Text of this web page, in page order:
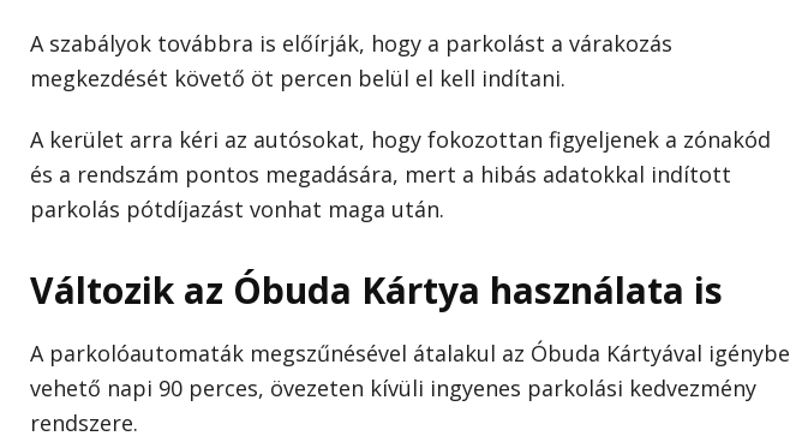
A szabályok továbbra is előírják, hogy a parkolást a várakozás
megkezdését követő öt percen belül el kell indítani.
A kerület arra kéri az autósokat, hogy fokozottan figyeljenek a zónakód
és a rendszám pontos megadására, mert a hibás adatokkal indított
parkolás pótdíjazást vonhat maga után.
Változik az Óbuda Kártya használata is
A parkolóautomaták megszűnésével átalakul az Óbuda Kártyával igénybe
vehető napi 90 perces, övezeten kívüli ingyenes parkolási kedvezmény
rendszere.